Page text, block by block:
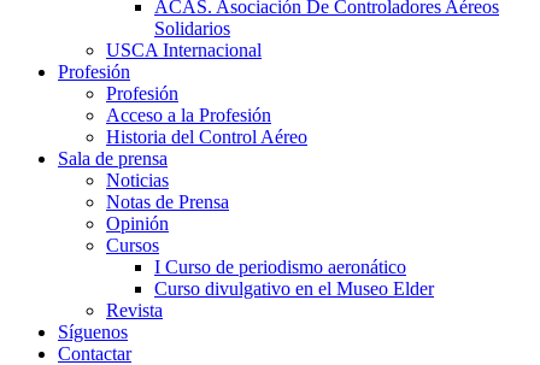
ACAS. Asociación De Controladores Aéreos
Solidarios
USCA Internacional
Profesión
Profesión
Acceso a la Profesión
Historia del Control Aéreo
Sala de prensa
Noticias
Notas de Prensa
Opinión
Cursos
I Curso de periodismo aeronático
Curso divulgativo en el Museo Elder
Revista
Síguenos
Contactar